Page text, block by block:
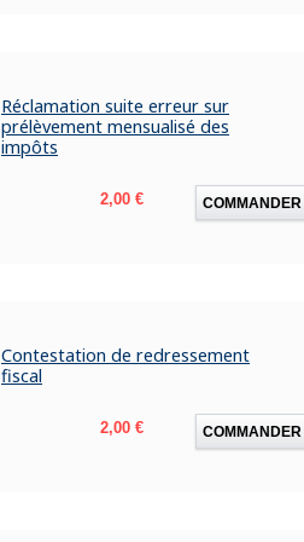
Réclamation suite erreur sur
prélèvement mensualisé des
impôts
Prix
2,00 € COMMANDER
Contestation de redressement
fiscal
Prix
2,00 € COMMANDER